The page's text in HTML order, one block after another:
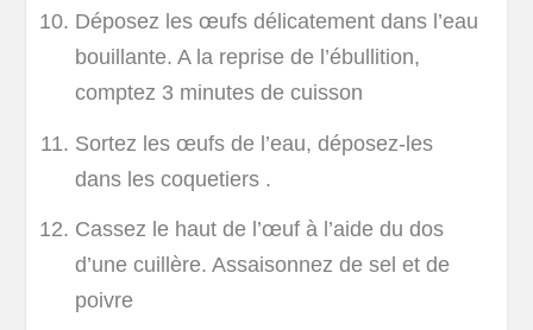
Déposez les œufs délicatement dans l’eau
bouillante. A la reprise de l’ébullition,
comptez 3 minutes de cuisson
Sortez les œufs de l’eau, déposez-les
dans les coquetiers .
Cassez le haut de l’œuf à l’aide du dos
d’une cuillère. Assaisonnez de sel et de
poivre